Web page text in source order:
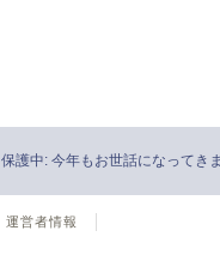
保護中: 今年もお世話になってき
運営者情報